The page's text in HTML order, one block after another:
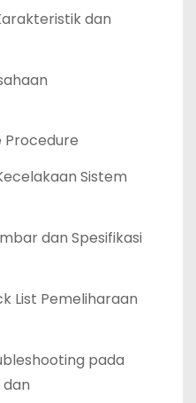
dan
Procedure
Sistem
dan Spesifikasi
List Pemeliharaan
pada